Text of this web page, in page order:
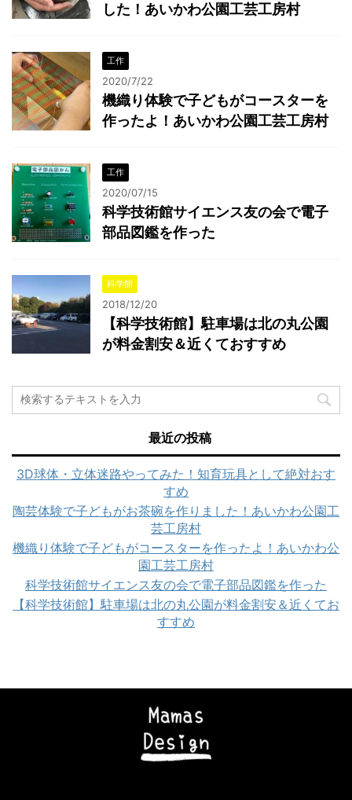
した！あいかわ公園工芸工房村
工作
2020/7/22
機織り体験で子どもがコースターを
作ったよ！あいかわ公園工芸工房村
工作
2020/07/15
科学技術館サイエンス友の会で電子
部品図鑑を作った
科学館
2018/12/20
【科学技術館】駐車場は北の丸公園
が料金割安＆近くておすすめ
最近の投稿
3D球体・立体迷路やってみた！知育玩具として絶対おす
すめ
陶芸体験で子どもがお茶碗を作りました！あいかわ公園工
芸工房村
機織り体験で子どもがコースターを作ったよ！あいかわ公
園工芸工房村
科学技術館サイエンス友の会で電子部品図鑑を作った
【科学技術館】駐車場は北の丸公園が料金割安＆近くてお
すすめ